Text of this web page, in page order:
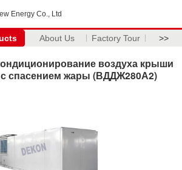
Energy Co., Ltd
About Us Factory Tour >>
воздуха крыши
спасением жары (ВДДЖ280А2)